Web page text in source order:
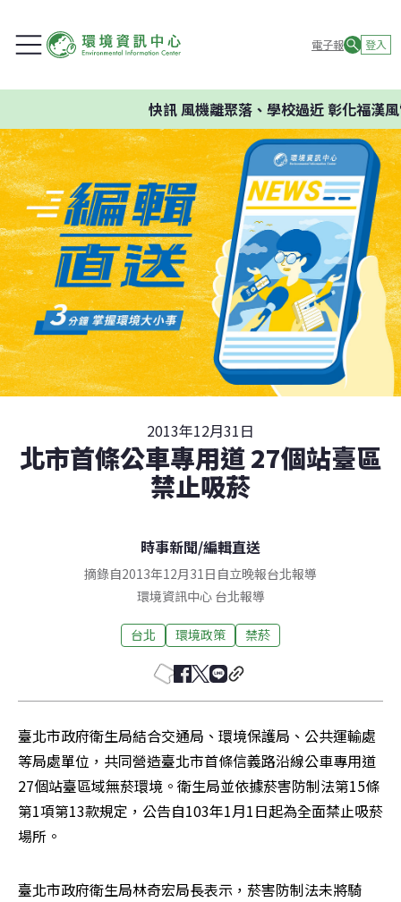
電子報 登入
快訊風機離聚落、學校過近 彰化福漢風
2013年12月31日
北市首條公車專用道 27個站臺區
禁止吸菸
時事新聞/編輯直送
摘錄自2013年12月31日自立晚報台北報導
環境資訊中心 台北報導
台北 環境政策 禁菸
臺北市政府衛生局結合交通局、環境保護局、公共運輸處
等局處單位，共同營造臺北市首條信義路沿線公車專用道
27個站臺區域無菸環境。衛生局並依據菸害防制法第15條
第1項第13款規定，公告自103年1月1日起為全面禁止吸菸
場所。
臺北市政府衛生局林奇宏局長表示，菸害防制法未將騎